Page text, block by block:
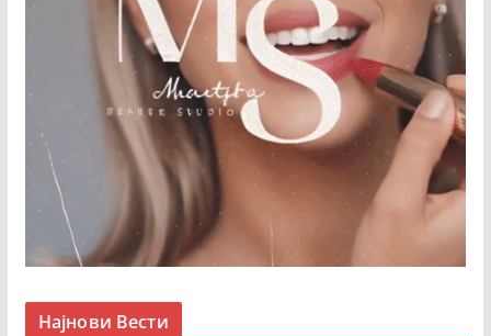
Најнови Вести